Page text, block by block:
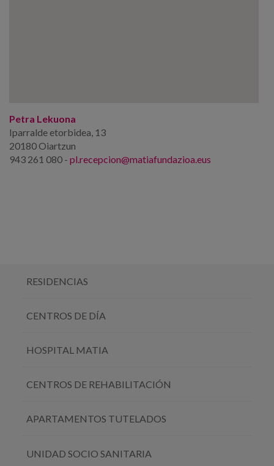
Petra Lekuona
Iparralde etorbidea, 13
20180 Oiartzun
943 261 080 - pl.recepcion@matiafundazioa.eus
RESIDENCIAS
CENTROS DE DÍA
HOSPITAL MATIA
CENTROS DE REHABILITACIÓN
APARTAMENTOS TUTELADOS
UNIDAD SOCIO SANITARIA